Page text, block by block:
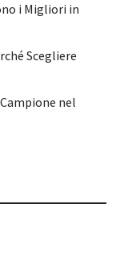
i Migliori in
Scegliere
nel